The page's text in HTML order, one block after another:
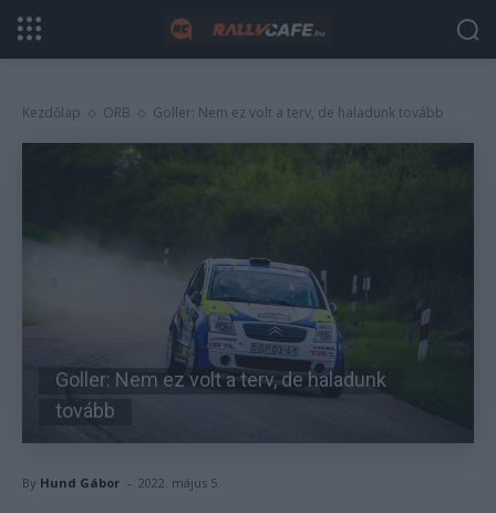
Kezdőlap ORB Goller: Nem ez volt a terv, de haladunk tovább
Goller: Nem ez volt a terv, de haladunk
tovább
By Hund Gábor - 2022. május 5.